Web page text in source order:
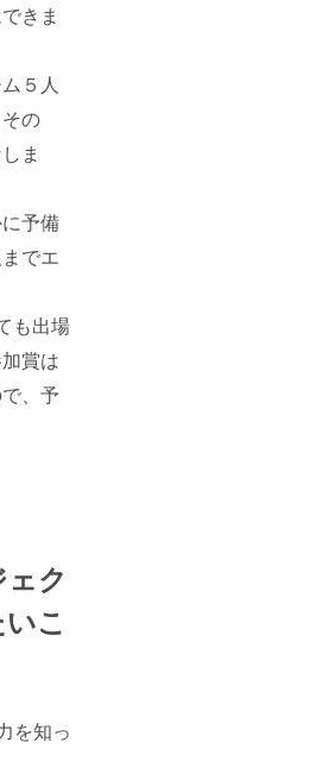
きま
５人
の
ま
予備
でエ
も出場
賞は
、予
ク
こ
を知っ